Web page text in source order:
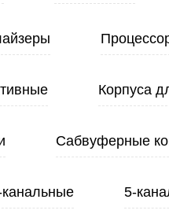
Корпуса
Сабвуферные
5-